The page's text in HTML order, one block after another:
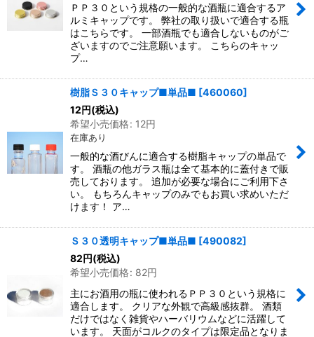
ＰＰ３０という規格の一般的な酒瓶に適合するア
ルミキャップです。 弊社の取り扱いで適合する瓶
はこちらです。 一部酒瓶でも適合しないものがご
ざいますのでご注意願います。 こちらのキャッ
プ…
樹脂Ｓ３０キャップ■単品■ [460060]
12円(税込)
希望小売価格: 12円
在庫あり
一般的な酒びんに適合する樹脂キャップの単品で
す。 酒瓶の他ガラス瓶は全て基本的に蓋付きで販
売しております。 追加が必要な場合にご利用下さ
い。 もちろんキャップのみでもお買い求めいただ
けます！ ア…
Ｓ３０透明キャップ■単品■ [490082]
82円(税込)
希望小売価格: 82円
主にお酒用の瓶に使われるＰＰ３０という規格に
適合します。 クリアな外観で高級感抜群。 酒類
だけではなく雑貨やハーバリウムなどに活躍して
います。 天面がコルクのタイプは限定品となりま